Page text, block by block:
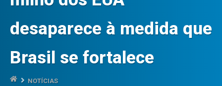
desaparece à medida que
Brasil se fortalece
NOTÍCIAS